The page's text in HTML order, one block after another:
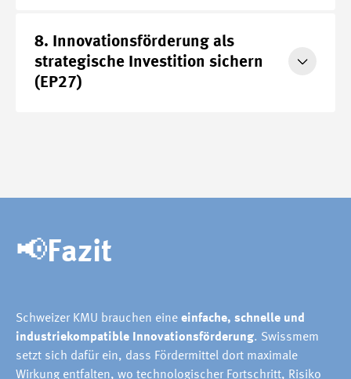
8. Innovationsförderung als
strategische Investition sichern
(EP27)
📢Fazit
Schweizer KMU brauchen eine einfache, schnelle und
industriekompatible Innovationsförderung. Swissmem
setzt sich dafür ein, dass Fördermittel dort maximale
Wirkung entfalten, wo technologischer Fortschritt, Risiko